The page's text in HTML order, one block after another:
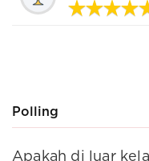
Polling
Apakah di luar